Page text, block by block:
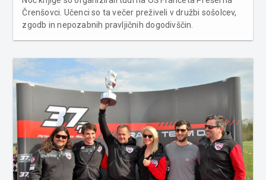
Črenšovci. Učenci so ta večer preživeli v družbi sošolcev,
zgodb in nepozabnih pravljičnih dogodivščin.
številn...